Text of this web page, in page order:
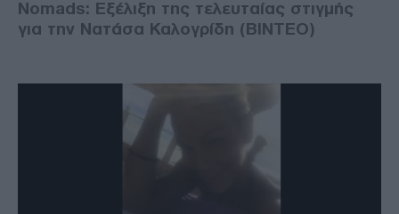
Nomads: Εξέλιξη της τελευταίας στιγμής
για την Νατάσα Καλογρίδη (ΒΙΝΤΕΟ)